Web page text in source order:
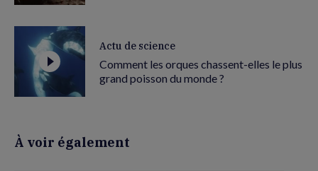
Actu de science
Comment les orques chassent-elles le plus
grand poisson du monde ?
À voir également